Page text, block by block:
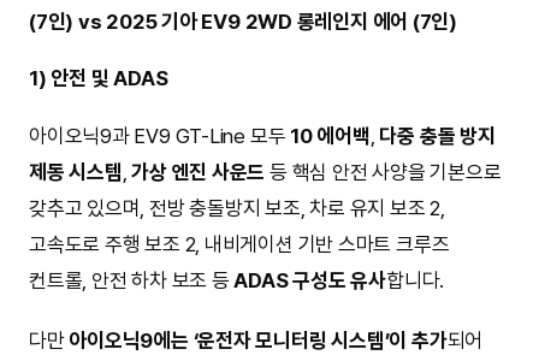
(7인) vs 2025 기아 EV9 2WD 롱레인지 에어 (7인)
1) 안전 및 ADAS
아이오닉9과 EV9 GT-Line 모두 10 에어백, 다중 충돌 방지
제동 시스템,가상 엔진 사운드 등 핵심 안전 사양을 기본으로
갖추고 있으며, 전방 충돌방지 보조, 차로 유지 보조 2,
고속도로 주행 보조 2, 내비게이션 기반 스마트 크루즈
컨트롤, 안전 하차 보조 등ADAS 구성도 유사합니다.
다만 아이오닉9에는 ‘운전자 모니터링 시스템’이 추가되어